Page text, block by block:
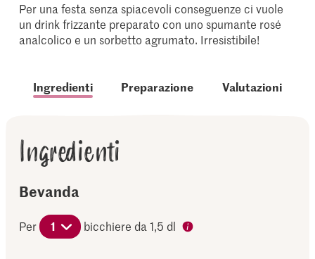
Per una festa senza spiacevoli conseguenze ci vuole
un drink frizzante preparato con uno spumante rosé
analcolico e un sorbetto agrumato. Irresistibile!
Ingredienti Preparazione Valutazioni
Ingredienti
Bevanda
Per 1 bicchiere da 1,5 dl